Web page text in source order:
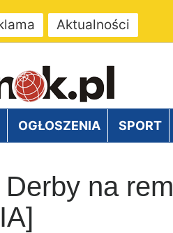
Aktualności
OGŁOSZENIA SPORT
na